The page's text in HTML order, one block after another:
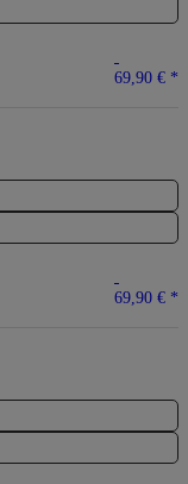
69,90 € *
69,90 € *